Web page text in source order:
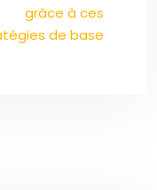
grâce à ces
de base